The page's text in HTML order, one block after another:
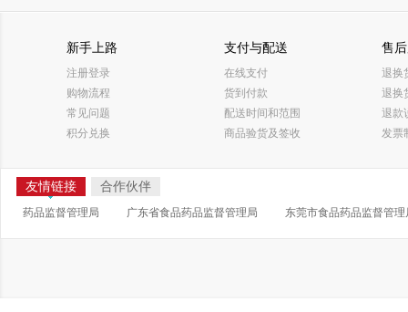
新手上路
注册登录
购物流程
常见问题
积分兑换
支付与配送
在线支付
货到付款
配送时间和范围
商品验货及签收
售
退换
退换
退款
发票
友情链接 合作伙伴
药品监督管理局 广东省食品药品监督管理局 东莞市食品药品监督管理